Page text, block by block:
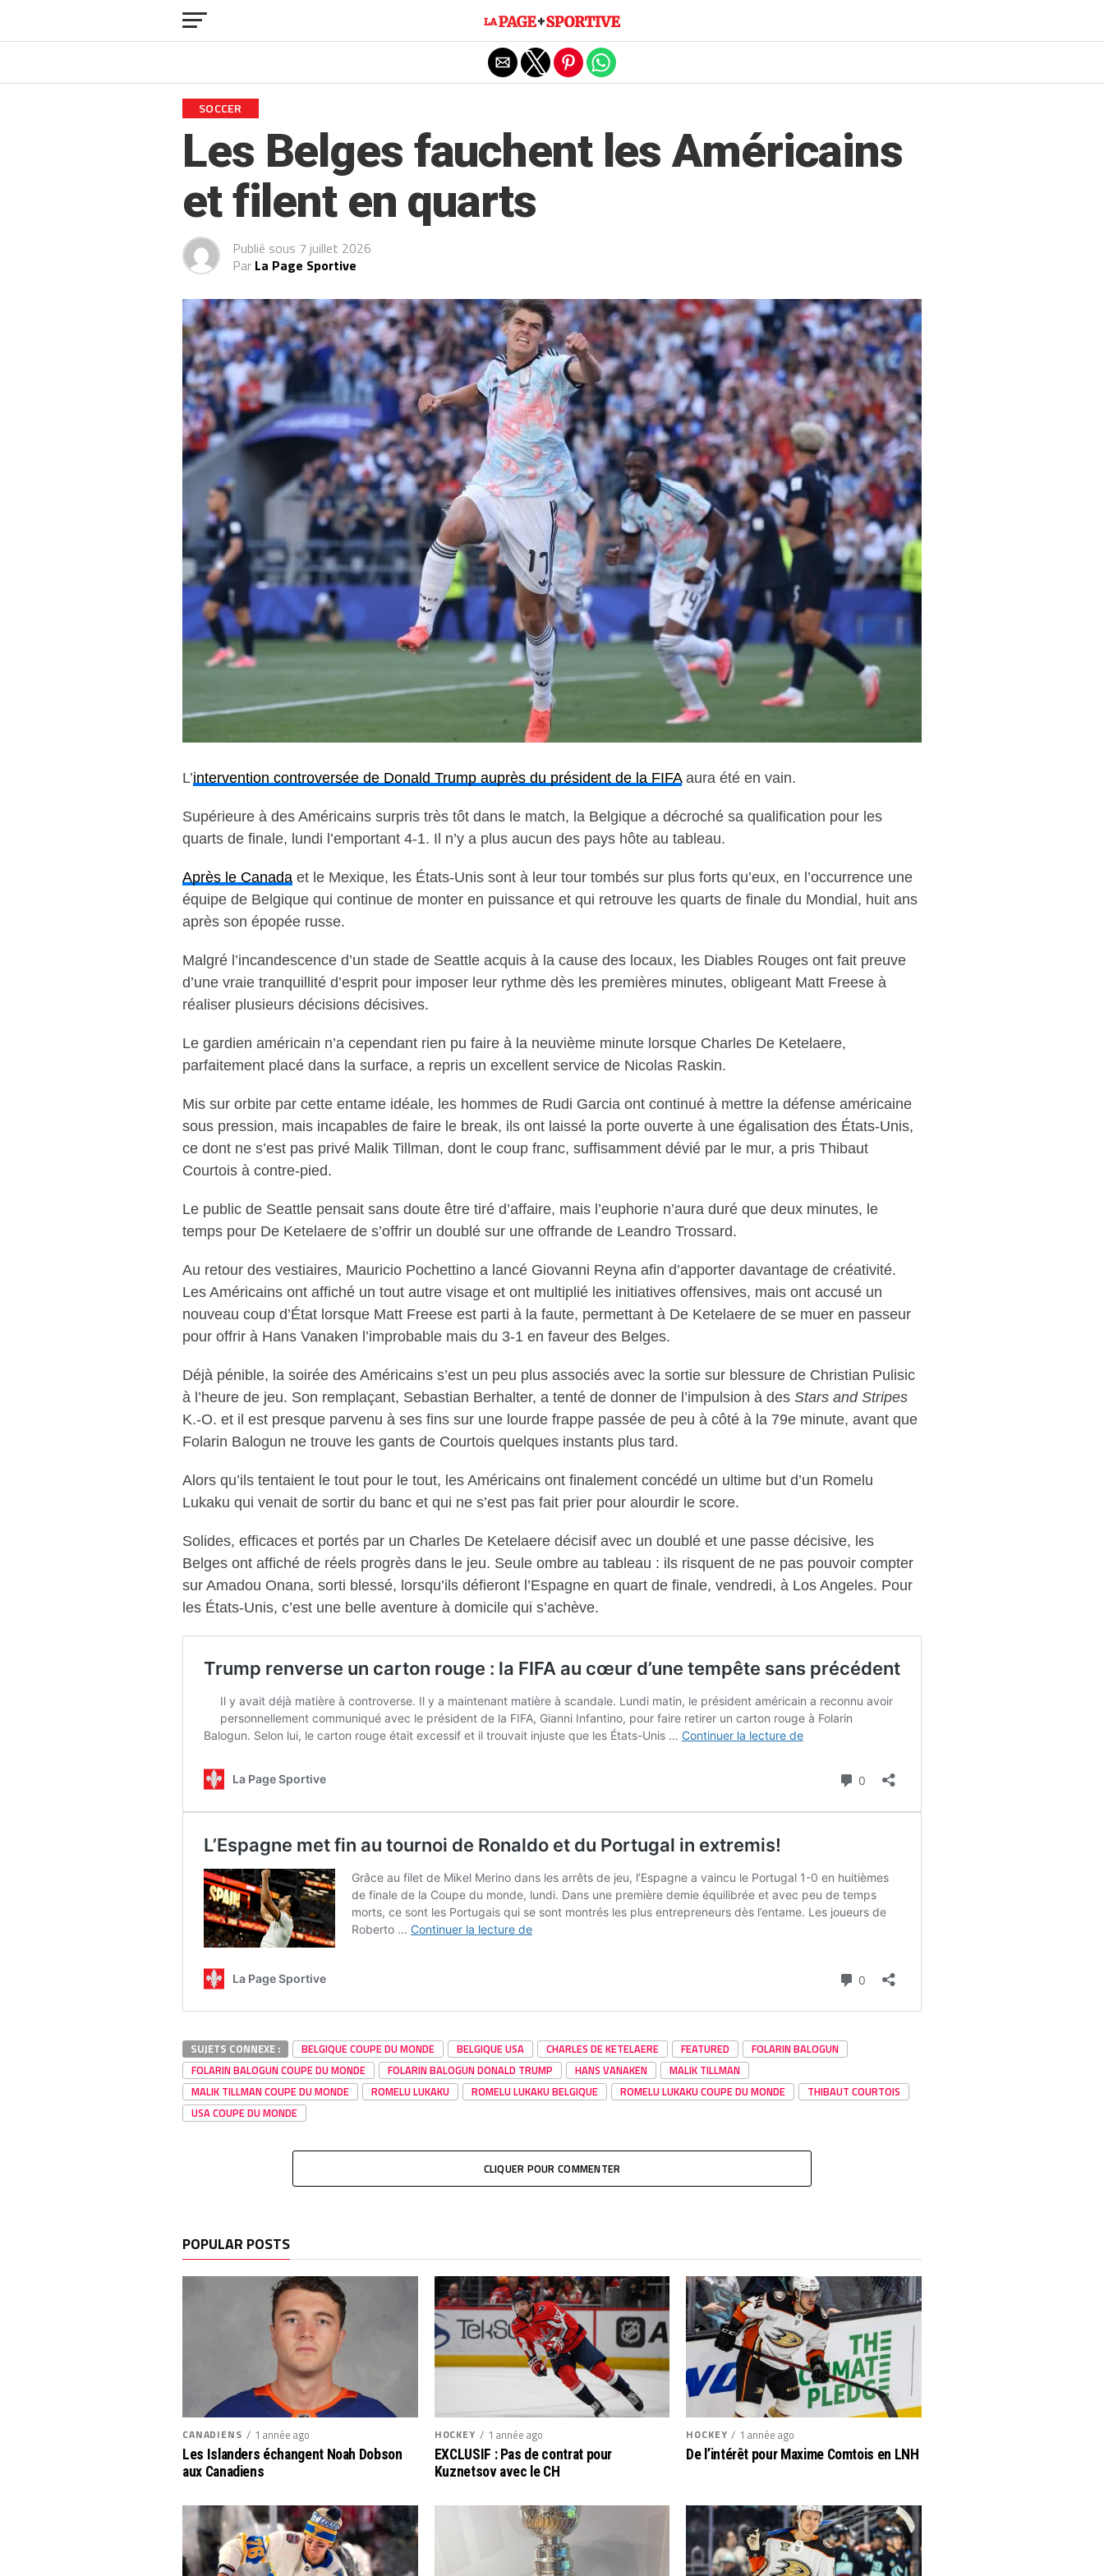
SOCCER
Les Belges fauchent les Américains
et filent en quarts
Publié sous 7 juillet 2026
Par La Page Sportive
L’intervention controversée de Donald Trump auprès du président de la FIFAaura été en vain.
Supérieure à des Américains surpris très tôt dans le match, la Belgique a décroché sa qualification pour les
quarts de finale, lundi l’emportant 4-1. Il n’y a plus aucun des pays hôte au tableau.
Après le Canada et le Mexique, les États-Unis sont à leur tour tombés sur plus forts qu’eux, en l’occurrence une
équipe de Belgique qui continue de monter en puissance et qui retrouve les quarts de finale du Mondial, huit ans
après son épopée russe.
Malgré l’incandescence d’un stade de Seattle acquis à la cause des locaux, les Diables Rouges ont fait preuve
d’une vraie tranquillité d’esprit pour imposer leur rythme dès les premières minutes, obligeant Matt Freese à
réaliser plusieurs décisions décisives.
Le gardien américain n’a cependant rien pu faire à la neuvième minute lorsque Charles De Ketelaere,
parfaitement placé dans la surface, a repris un excellent service de Nicolas Raskin.
Mis sur orbite par cette entame idéale, les hommes de Rudi Garcia ont continué à mettre la défense américaine
sous pression, mais incapables de faire le break, ils ont laissé la porte ouverte à une égalisation des États-Unis,
ce dont ne s’est pas privé Malik Tillman, dont le coup franc, suffisamment dévié par le mur, a pris Thibaut
Courtois à contre-pied.
Le public de Seattle pensait sans doute être tiré d’affaire, mais l’euphorie n’aura duré que deux minutes, le
temps pour De Ketelaere de s’offrir un doublé sur une offrande de Leandro Trossard.
Au retour des vestiaires, Mauricio Pochettino a lancé Giovanni Reyna afin d’apporter davantage de créativité.
Les Américains ont affiché un tout autre visage et ont multiplié les initiatives offensives, mais ont accusé un
nouveau coup d’État lorsque Matt Freese est parti à la faute, permettant à De Ketelaere de se muer en passeur
pour offrir à Hans Vanaken l’improbable mais du 3-1 en faveur des Belges.
Déjà pénible, la soirée des Américains s’est un peu plus associés avec la sortie sur blessure de Christian Pulisic
à l’heure de jeu. Son remplaçant, Sebastian Berhalter, a tenté de donner de l’impulsion à des Stars and Stripes
K.-O. et il est presque parvenu à ses fins sur une lourde frappe passée de peu à côté à la 79e minute, avant que
Folarin Balogun ne trouve les gants de Courtois quelques instants plus tard.
Alors qu’ils tentaient le tout pour le tout, les Américains ont finalement concédé un ultime but d’un Romelu
Lukaku qui venait de sortir du banc et qui ne s’est pas fait prier pour alourdir le score.
Solides, efficaces et portés par un Charles De Ketelaere décisif avec un doublé et une passe décisive, les
Belges ont affiché de réels progrès dans le jeu. Seule ombre au tableau : ils risquent de ne pas pouvoir compter
sur Amadou Onana, sorti blessé, lorsqu’ils défieront l’Espagne en quart de finale, vendredi, à Los Angeles. Pour
les États-Unis, c’est une belle aventure à domicile qui s’achève.
SUJETS CONNEXE : BELGIQUE COUPE DU MONDE BELGIQUE USA CHARLES DE KETELAERE FEATURED
FOLARIN BALOGUN
FOLARIN BALOGUN COUPE DU MONDE
FOLARIN BALOGUN DONALD TRUMP HANS VANAKEN
MALIK TILLMAN
MALIK TILLMAN COUPE DU MONDE
ROMELU LUKAKU ROMELU LUKAKU BELGIQUE ROMELU LUKAKU COUPE DU MONDE
THIBAUT COURTOIS
USA COUPE DU MONDE
CLIQUER POUR COMMENTER
POPULAR POSTS
CANADIENS
1 année ago
Les Islanders échangent Noah Dobson
aux Canadiens
HOCKEY
1 année ago
EXCLUSIF : Pas de contrat pour
Kuznetsov avec le CH
HOCKEY
1 année ago
De l’intérêt pour Maxime Comtois en LNH
Exit mobile version